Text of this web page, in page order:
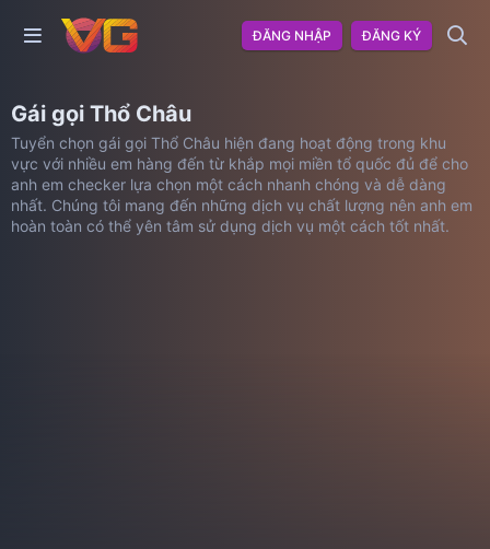
ĐĂNG NHẬP ĐĂNG KÝ
Gái gọi Thổ Châu
Tuyển chọn gái gọi Thổ Châu hiện đang hoạt động trong khu
vực với nhiều em hàng đến từ khắp mọi miền tổ quốc đủ để cho
anh em checker lựa chọn một cách nhanh chóng và dễ dàng
nhất. Chúng tôi mang đến những dịch vụ chất lượng nên anh em
hoàn toàn có thể yên tâm sử dụng dịch vụ một cách tốt nhất.